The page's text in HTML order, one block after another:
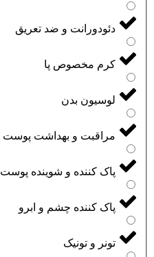
دئودورانت و ضد تعریق
کرم مخصوص پا
لوسیون بدن
مراقبت و بهداشت پوست
پاک کننده و شوینده پوست
پاک کننده چشم و ابرو
تونر و تونیک